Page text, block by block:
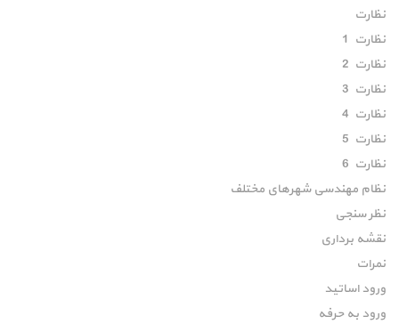
نظارت
نظارت 1
نظارت 2
نظارت 3
نظارت 4
نظارت 5
نظارت 6
نظام مهندسی شهرهای مختلف
نظر سنجی
نقشه برداری
نمرات
ورود اساتید
ورود به حرفه